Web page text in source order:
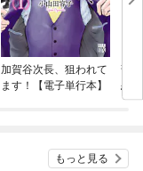
加賀谷次長、狙われて
ます！【電子単行本】
部
恋
もっと見る